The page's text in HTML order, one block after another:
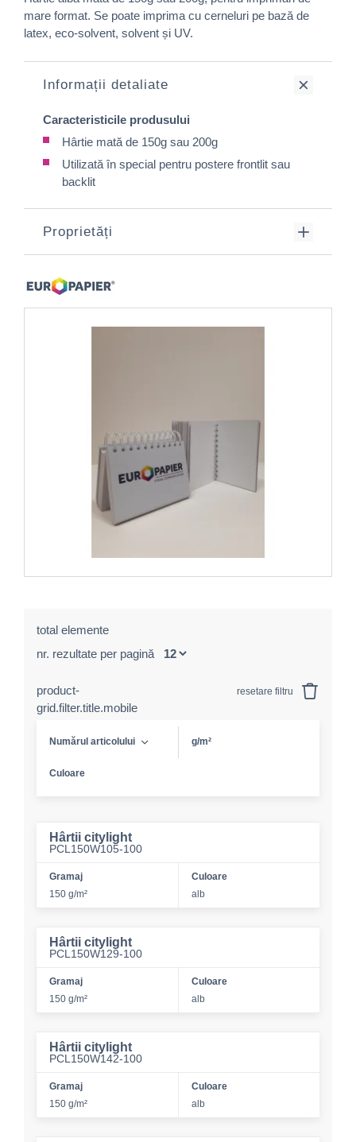
mare format. Se poate imprima cu cerneluri pe bază de
latex, eco-solvent, solvent și UV.
Informații detaliate
Caracteristicile produsului
Hârtie mată de 150g sau 200g
Utilizată în special pentru postere frontlit sau
backlit
Proprietăți
total elemente
nr. rezultate per pagină
product-
grid.filter.title.mobile
resetare filtru
Numărul articolului g/m²
Culoare
Hârtii citylight
PCL150W105-100
Gramaj
150 g/m²
Culoare
alb
Hârtii citylight
PCL150W129-100
Gramaj
150 g/m²
Culoare
alb
Hârtii citylight
PCL150W142-100
Gramaj
150 g/m²
Culoare
alb